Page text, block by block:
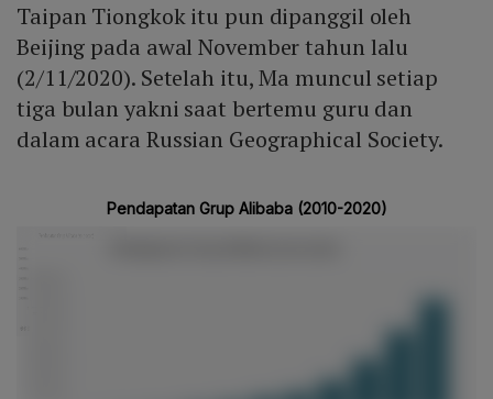
Taipan Tiongkok itu pun dipanggil oleh
Beijing pada awal November tahun lalu
(2/11/2020). Setelah itu, Ma muncul setiap
tiga bulan yakni saat bertemu guru dan
dalam acara Russian Geographical Society.